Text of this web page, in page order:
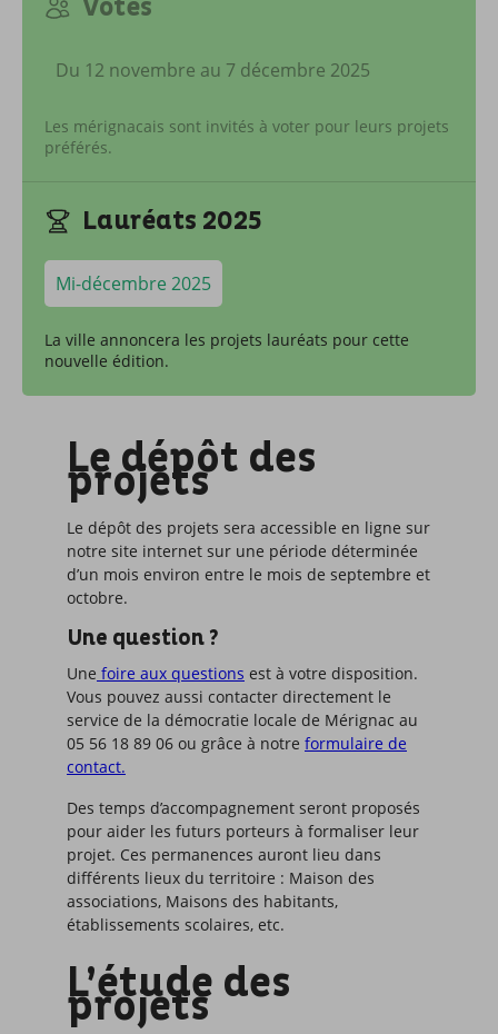
Votes
Du 12 novembre au 7 décembre 2025
Les mérignacais sont invités à voter pour leurs projets
préférés.
Lauréats 2025
Mi-décembre 2025
La ville annoncera les projets lauréats pour cette
nouvelle édition.
Le dépôt des
projets
Le dépôt des projets sera accessible en ligne sur
notre site internet sur une période déterminée
d’un mois environ entre le mois de septembre et
octobre.
Une question ?
Une foire aux questions est à votre disposition.
Vous pouvez aussi contacter directement le
service de la démocratie locale de Mérignac au
05 56 18 89 06 ou grâce à notre formulaire de
contact.
Des temps d’accompagnement seront proposés
pour aider les futurs porteurs à formaliser leur
projet. Ces permanences auront lieu dans
différents lieux du territoire : Maison des
associations, Maisons des habitants,
établissements scolaires, etc.
L’étude des
projets